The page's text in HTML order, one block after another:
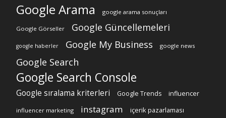
Google Arama google arama sonuçları
Google Görseller Google Güncellemeleri
google haberler Google My Business google news
Google Search
Google Search Console
Google sıralama kriterleri Google Trends influencer
influencer marketing instagram içerik pazarlaması